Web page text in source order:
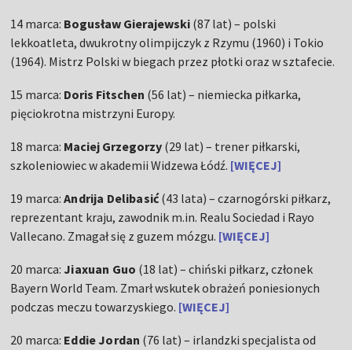
14 marca: Bogusław Gierajewski (87 lat) – polski
lekkoatleta, dwukrotny olimpijczyk z Rzymu (1960) i Tokio
(1964). Mistrz Polski w biegach przez płotki oraz w sztafecie.
15 marca: Doris Fitschen (56 lat) – niemiecka piłkarka,
pięciokrotna mistrzyni Europy.
18 marca: Maciej Grzegorzy (29 lat) – trener piłkarski,
szkoleniowiec w akademii Widzewa Łódź. [WIĘCEJ]
19 marca:Andrija Delibasić(43 lata) – czarnogórski piłkarz,
reprezentant kraju, zawodnik m.in. Realu Sociedad i Rayo
Vallecano. Zmagał się z guzem mózgu. [WIĘCEJ]
20 marca: Jiaxuan Guo (18 lat) – chiński piłkarz, członek
Bayern World Team. Zmarł wskutek obrażeń poniesionych
podczas meczu towarzyskiego. [WIĘCEJ]
20 marca: Eddie Jordan (76 lat) – irlandzki specjalista od